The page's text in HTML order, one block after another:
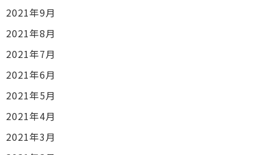
2021年9月
2021年8月
2021年7月
2021年6月
2021年5月
2021年4月
2021年3月